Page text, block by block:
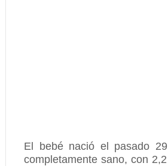
El bebé nació el pasado
completamente sano, con